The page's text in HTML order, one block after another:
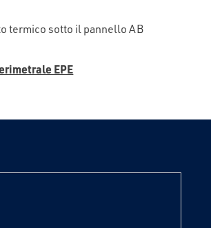
termico sotto il pannello AB
EPE